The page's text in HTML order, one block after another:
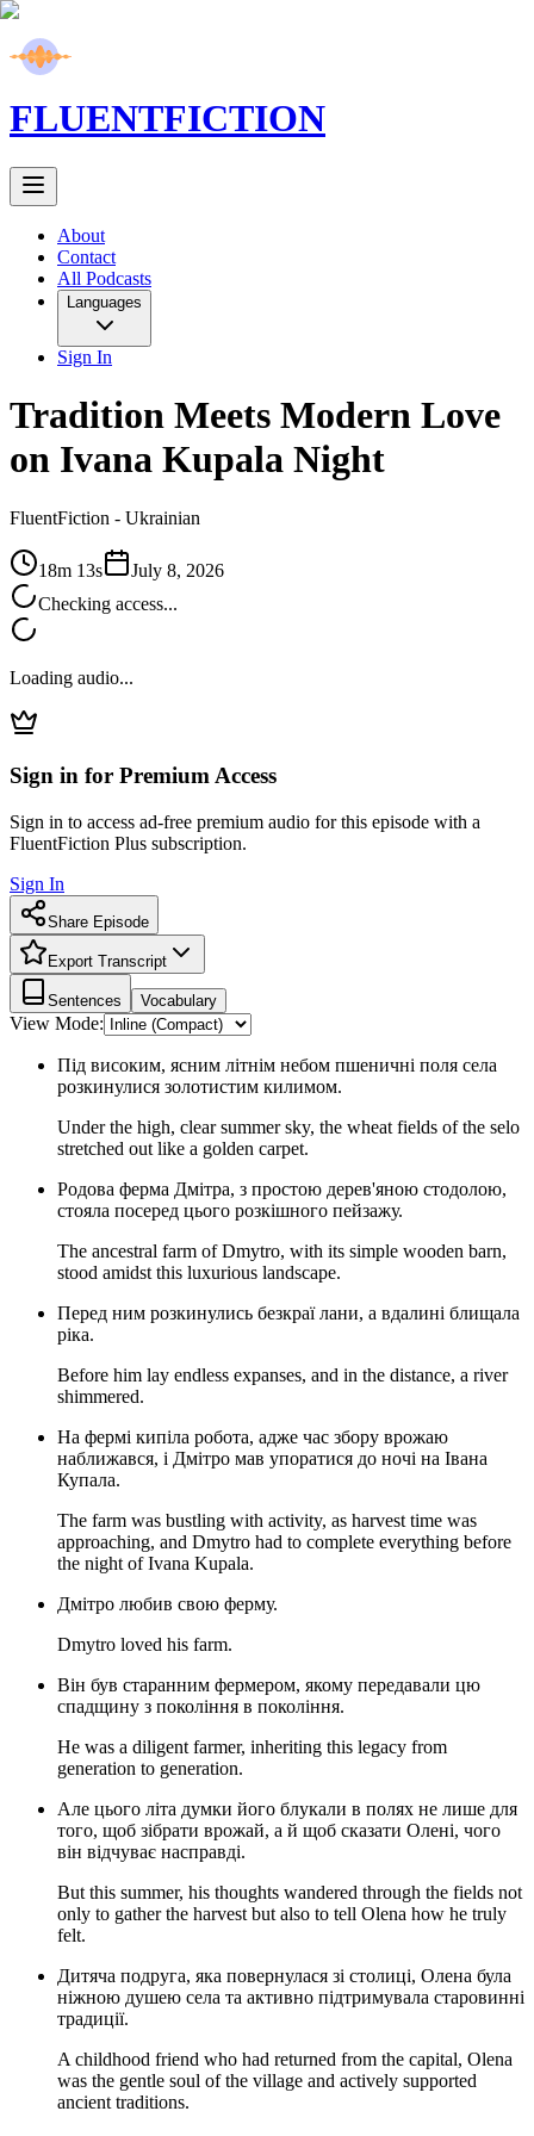
FLUENTFICTION
About
Contact
All Podcasts
Languages
Sign In
Tradition Meets Modern Love
on Ivana Kupala Night
FluentFiction - Ukrainian
18m 13s
July 8, 2026
Checking access...
Loading audio...
Sign in for Premium Access
Sign in to access ad-free premium audio for this episode with a
FluentFiction Plus subscription.
Sign In
Share Episode
Export Transcript
Sentences Vocabulary
View Mode:
Під високим, ясним літнім небом пшеничні поля села
розкинулися золотистим килимом.
Under the high, clear summer sky, the wheat fields of the selo
stretched out like a golden carpet.
Родова ферма Дмітра, з простою дерев'яною стодолою,
стояла посеред цього розкішного пейзажу.
The ancestral farm of Dmytro, with its simple wooden barn,
stood amidst this luxurious landscape.
Перед ним розкинулись безкраї лани, а вдалині блищала
ріка.
Before him lay endless expanses, and in the distance, a river
shimmered.
На фермі кипіла робота, адже час збору врожаю
наближався, і Дмітро мав упоратися до ночі на Івана
Купала.
The farm was bustling with activity, as harvest time was
approaching, and Dmytro had to complete everything before
the night of Ivana Kupala.
Дмітро любив свою ферму.
Dmytro loved his farm.
Він був старанним фермером, якому передавали цю
спадщину з покоління в покоління.
He was a diligent farmer, inheriting this legacy from
generation to generation.
Але цього літа думки його блукали в полях не лише для
того, щоб зібрати врожай, а й щоб сказати Олені, чого
він відчуває насправді.
But this summer, his thoughts wandered through the fields not
only to gather the harvest but also to tell Olena how he truly
felt.
Дитяча подруга, яка повернулася зі столиці, Олена була
ніжною душею села та активно підтримувала старовинні
традиції.
A childhood friend who had returned from the capital, Olena
was the gentle soul of the village and actively supported
ancient traditions.